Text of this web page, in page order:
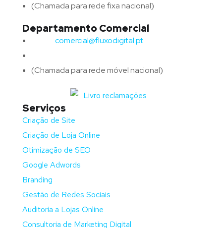
(Chamada para rede fixa nacional)
Departamento Comercial
comercial@fluxodigital.pt
(Chamada para rede móvel nacional)
Serviços
Criação de Site
Criação de Loja Online
Otimização de SEO
Google Adwords
Branding
Gestão de Redes Sociais
Auditoria a Lojas Online
Consultoria de Marketing Digital